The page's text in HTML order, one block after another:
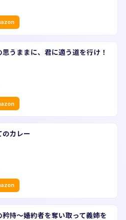
うままに、君に適う道を行け！
のカレー
矜持〜婚約者を奪い取って義姉を